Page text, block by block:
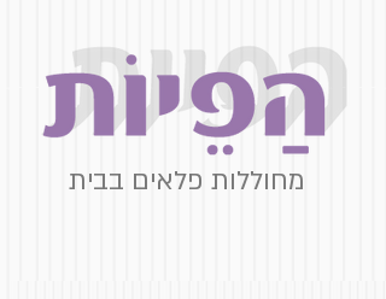
מחוללות פלאים בבית